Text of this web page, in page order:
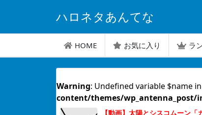
ハロネタあんてな
HOME お気に入り ラ
Warning: Undefined variable $name in
content/themes/wp_antenna_post/
【動画】太陽とシスコムーン